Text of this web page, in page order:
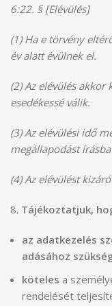
6:22. § [Elévülés]
(1) Ha e törvény
év alatt évülnek el.
(2) Az elévülés
esedékessé válik.
(3) Az elévülési idő
megállapodást
(4) Az elévülést
8. Tájékoztatjuk,
az adatkezelés
adásához
köteles a
rendelését